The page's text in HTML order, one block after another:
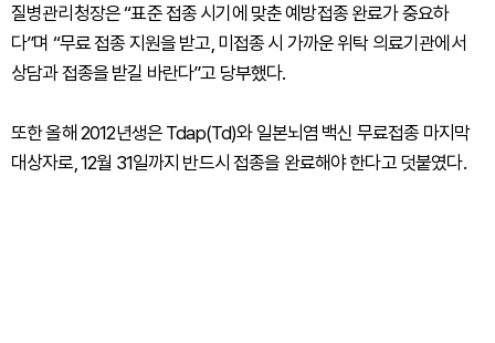
질병관리청장은 “표준 접종 시기에 맞춘 예방접종 완료가 중요하
다”며 “무료 접종 지원을 받고, 미접종 시 가까운 위탁 의료기관에서
상담과 접종을 받길 바란다”고 당부했다.
또한 올해 2012년생은 Tdap(Td)와 일본뇌염 백신 무료접종 마지막
대상자로, 12월 31일까지 반드시 접종을 완료해야 한다고 덧붙였다.